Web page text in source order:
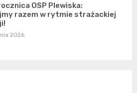
OSP Plewiska:
razem w rytmie strażackiej
2026